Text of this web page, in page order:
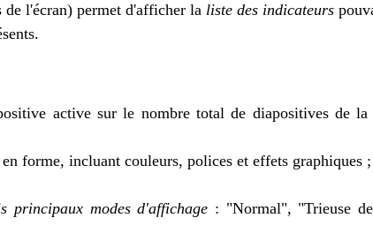
de l'écran) permet d'afficher la liste des indicateurs
active sur le nombre total de diapositives de
forme, incluant couleurs, polices et effets graphiques ;
principaux modes d'affichage : "Normal", "Trieuse